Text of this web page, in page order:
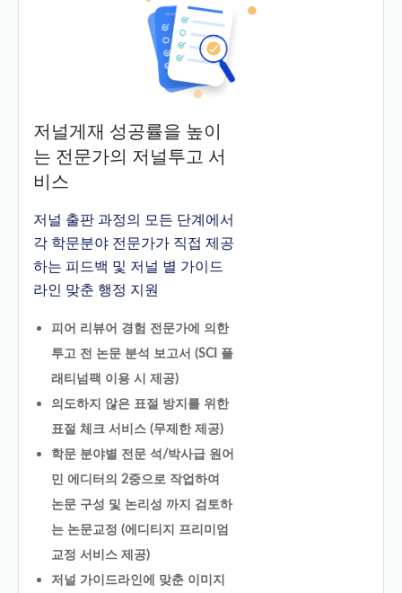
저널게재 성공률을 높이
는 전문가의 저널투고 서
비스
저널 출판 과정의 모든 단계에서
각 학문분야 전문가가 직접 제공
하는 피드백 및 저널 별 가이드
라인 맞춘 행정 지원
피어 리뷰어 경험 전문가에 의한
투고 전 논문 분석 보고서 (SCI 플
래티넘팩 이용 시 제공)
의도하지 않은 표절 방지를 위한
표절 체크 서비스 (무제한 제공)
학문 분야별 전문 석/박사급 원어
민 에디터의 2중으로 작업하여
논문 구성 및 논리성 까지 검토하
는 논문교정 (에디티지 프리미엄
교정 서비스 제공)
저널 가이드라인에 맞춘 이미지